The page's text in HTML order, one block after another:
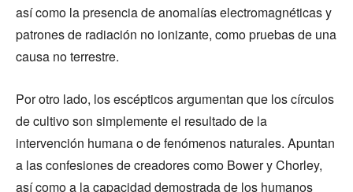
así como la presencia de anomalías electromagnéticas y
patrones de radiación no ionizante, como pruebas de una
causa no terrestre.
Por otro lado, los escépticos argumentan que los círculos
de cultivo son simplemente el resultado de la
intervención humana o de fenómenos naturales. Apuntan
a las confesiones de creadores como Bower y Chorley,
así como a la capacidad demostrada de los humanos